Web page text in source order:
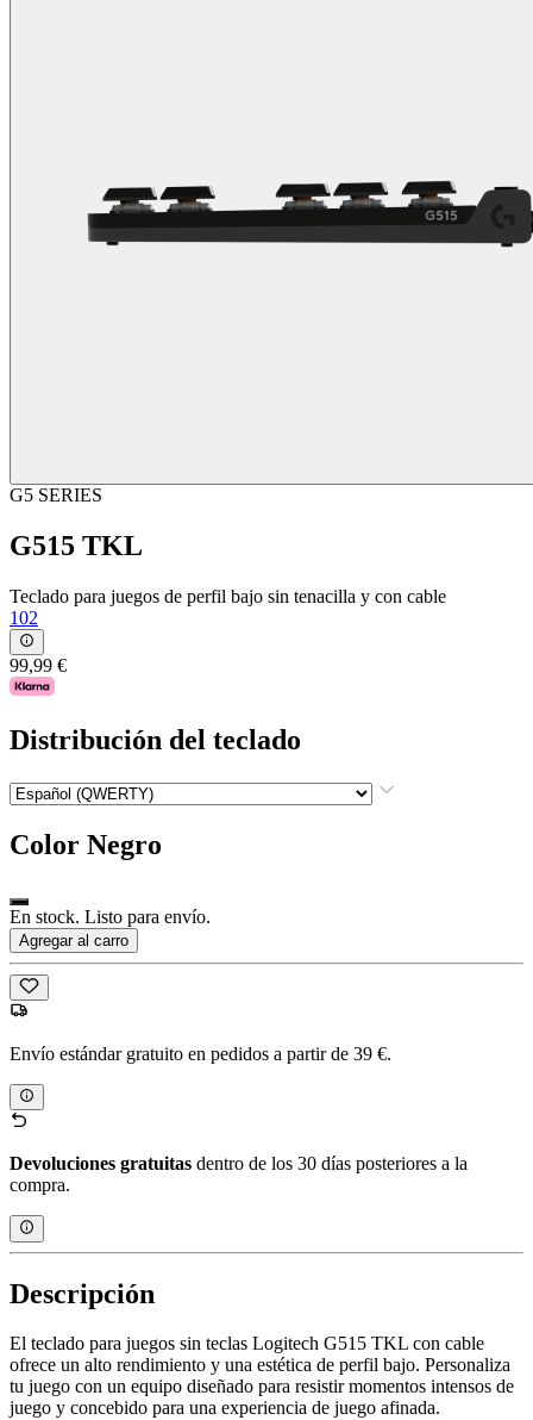
G5 SERIES
G515 TKL
Teclado para juegos de perfil bajo sin tenacilla y con cable
102
99,99 €
Distribución del teclado
Color Negro
En stock. Listo para envío.
Agregar al carro
Envío estándar gratuito en pedidos a partir de 39 €.
Devoluciones gratuitas dentro de los 30 días posteriores a la
compra.
Descripción
El teclado para juegos sin teclas Logitech G515 TKL con cable
ofrece un alto rendimiento y una estética de perfil bajo. Personaliza
tu juego con un equipo diseñado para resistir momentos intensos de
juego y concebido para una experiencia de juego afinada.